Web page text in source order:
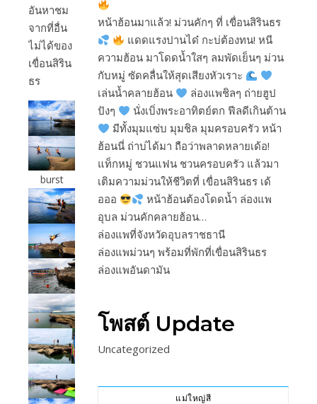
อันหาชม
จากที่อื่น
ไม่ได้ของ
เขื่อนสิริน
ธร
burst
หน้าฮ้อนมาแล้ว! ม่วนคักๆ ที่ เขื่อนสิรินธร
แดดแรงปานได๋ กะบ่ต้องทน! หนี
ความฮ้อน มาโดดน้ำใสๆ ลมพัดเย็นๆ ม่วน
กับหมู่ ซัดคลื่นให้สุดเสียงหัวเราะ
เล่นน้ำคลายฮ้อน
ล่องแพชิลๆ ถ่ายฮูป
ปังๆ
นั่งเบิ่งพระอาทิตย์ตก ฟีลดีเกินต้าน
มีทั้งมุมแซ่บ มุมชิล มุมครอบครัว หน้า
ฮ้อนนี่ ถ่าบ่ได้มา ถือว่าพลาดหลายเด้อ!
แท็กหมู่ ชวนแฟน ชวนครอบครัว แล้วมา
เติมความม่วนให้ชีวิตที่ เขื่อนสิรินธร เด้
อออ
หน้าฮ้อนต้องโดดน้ำ ล่องแพ
อุบล ม่วนคักคลายฮ้อน…
ล่องแพที่จังหวัดอุบลราชธานี
ล่องแพม่วนๆ พร้อมที่พักที่เขื่อนสิรินธร
ล่องแพอันดามัน
โพสต์ Update
Uncategorized
แม่ใหญ่สี